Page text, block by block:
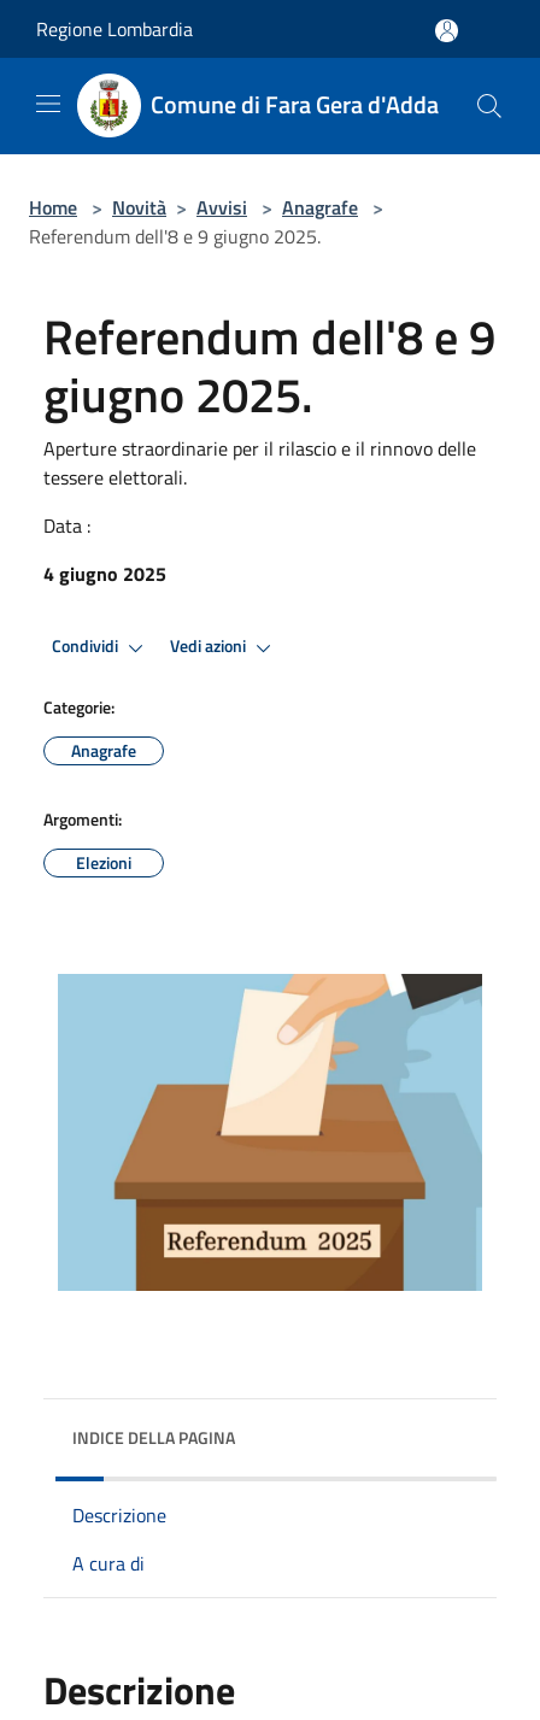
Regione Lombardia
Comune di Fara Gera d'Adda
Home > Novità > Avvisi > Anagrafe >
Referendum dell'8 e 9 giugno 2025.
Referendum dell'8 e 9
giugno 2025.
Aperture straordinarie per il rilascio e il rinnovo delle
tessere elettorali.
Data :
4 giugno 2025
Condividi Vedi azioni
Categorie:
Anagrafe
Argomenti:
Elezioni
INDICE DELLA PAGINA
Descrizione
A cura di
Descrizione